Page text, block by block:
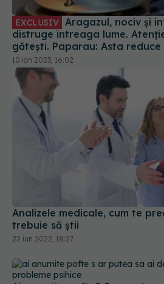
EXCLUSIV
distruge întreaga lume.
gătești. Paparau: Asta
În România mulți se încălzesc
aragazului
10 ian 2023, 16:02
Analizele medicale, cum te
trebuie să știi
22 iun 2022, 18:27